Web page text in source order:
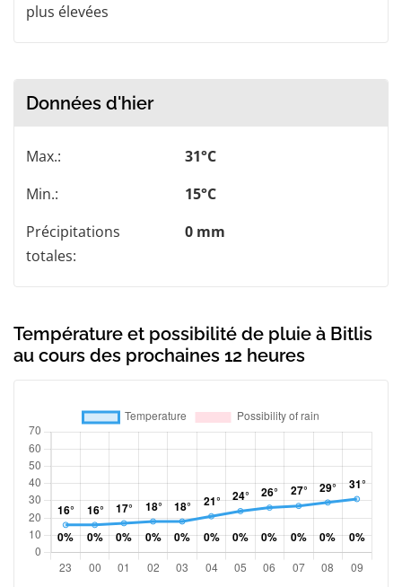
plus élevées
Données d'hier
Max.:
31°C
Min.:
15°C
Précipitations
totales:
0 mm
Température et possibilité de pluie à Bitlis
au cours des prochaines 12 heures